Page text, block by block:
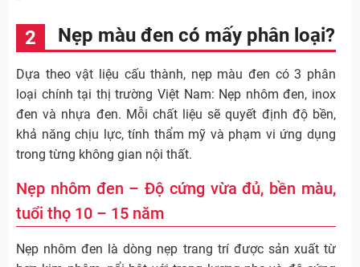
Nẹp màu đen có mấy phân loại?
Dựa theo vật liệu cấu thành, nẹp màu đen có 3 phân
loại chính tại thị trường Việt Nam: Nẹp nhôm đen, inox
đen và nhựa đen. Mỗi chất liệu sẽ quyết định độ bền,
khả năng chịu lực, tính thẩm mỹ và phạm vi ứng dụng
trong từng không gian nội thất.
Nẹp nhôm đen – Độ cứng vừa đủ, bền màu,
tuổi thọ 10 – 15 năm
Nẹp nhôm đen là dòng nẹp trang trí được sản xuất từ